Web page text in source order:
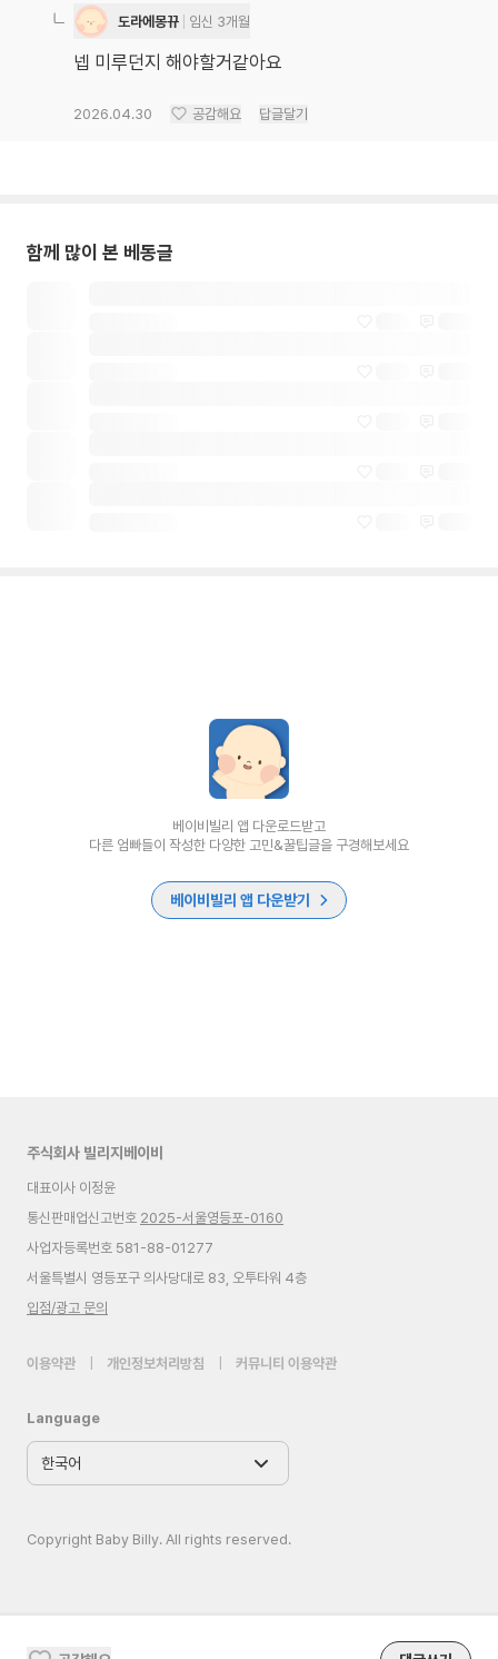
도라에몽뀨 임신 3개월
넵 미루던지 해야할거같아요
2026.04.30 공감해요 답글달기
함께 많이 본 베동글
베이비빌리 앱 다운로드받고
다른 엄빠들이 작성한 다양한 고민&꿀팁글을 구경해보세요
베이비빌리 앱 다운받기
주식회사 빌리지베이비
대표이사 이정윤
통신판매업신고번호 2025-서울영등포-0160
사업자등록번호 581-88-01277
서울특별시 영등포구 의사당대로 83, 오투타워 4층
입점/광고 문의
이용약관 개인정보처리방침 커뮤니티 이용약관
Language
Copyright Baby Billy. All rights reserved.